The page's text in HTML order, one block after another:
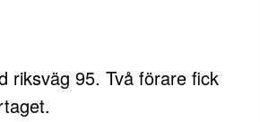
riksväg 95. Två förare fick